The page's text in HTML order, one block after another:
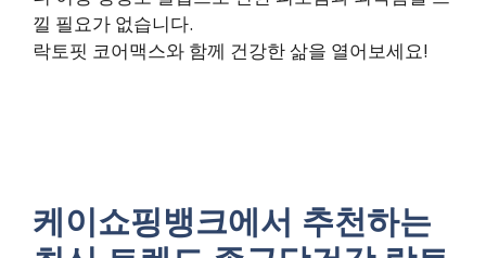
낄 필요가 없습니다.
락토핏 코어맥스와 함께 건강한 삶을 열어보세요!
케이쇼핑뱅크에서 추천하는